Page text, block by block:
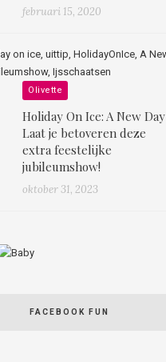
februari 15, 2020
Olivette
Holiday On Ice: A New Day
Laat je betoveren deze
extra feestelijke
jubileumshow!
oktober 31, 2023
FACEBOOK FUN